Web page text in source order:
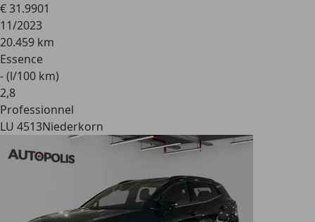
€ 31.9901
11/2023
20.459 km
Essence
- (l/100 km)
2,8
Professionnel
LU 4513Niederkorn